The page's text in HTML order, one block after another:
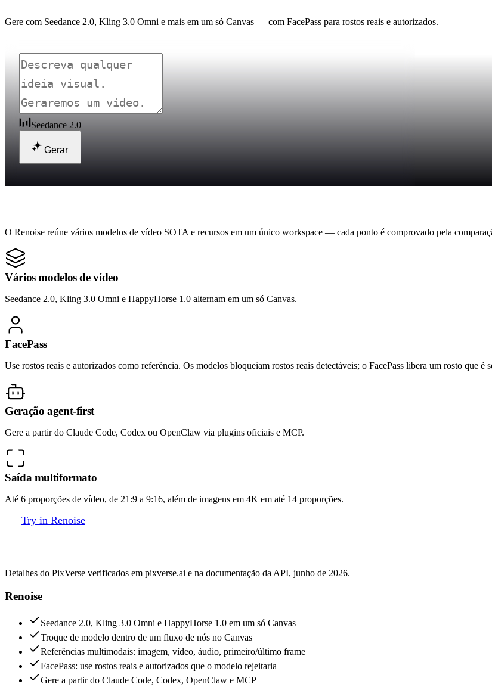
Gere com Seedance 2.0, Kling 3.0 Omni e mais em um só Canvas — com FacePass para rostos reais e autorizados.
Seedance 2.0
Gerar
O Renoise reúne vários modelos de vídeo SOTA e recursos em um único workspace — cada ponto é comprovado pela
Vários modelos de vídeo
Seedance 2.0, Kling 3.0 Omni e HappyHorse 1.0 alternam em um só Canvas.
FacePass
Use rostos reais e autorizados como referência. Os modelos bloqueiam rostos reais detectáveis; o FacePass libera um rosto que é
Geração agent-first
Gere a partir do Claude Code, Codex ou OpenClaw via plugins oficiais e MCP.
Saída multiformato
Até 6 proporções de vídeo, de 21:9 a 9:16, além de imagens em 4K em até 14 proporções.
Try in Renoise
Detalhes do PixVerse verificados em pixverse.ai e na documentação da API, junho de 2026.
Renoise
Seedance 2.0, Kling 3.0 Omni e HappyHorse 1.0 em um só Canvas
Troque de modelo dentro de um fluxo de nós no Canvas
Referências multimodais: imagem, vídeo, áudio, primeiro/último frame
FacePass: use rostos reais e autorizados que o modelo rejeitaria
Gere a partir do Claude Code, Codex, OpenClaw e MCP